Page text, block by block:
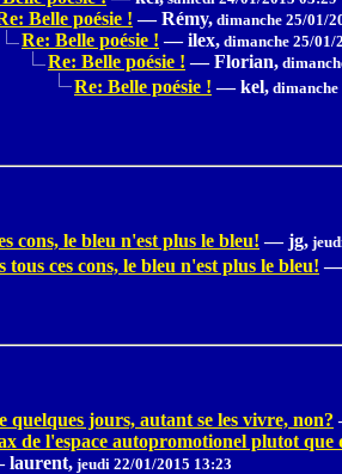
Belle poésie ! — Rémy, dimanche 25/01/
Re: Belle poésie ! — ilex, dimanche 25/01/
Re: Belle poésie ! — Florian,
Re: Belle poésie ! — kel,
cons, le bleu n'est plus le bleu! — jg,
tous ces cons, le bleu n'est plus le bleu! —
quelques jours, autant se les vivre, non?
de l'espace autopromotionel plutot
laurent, jeudi 22/01/2015 13:23